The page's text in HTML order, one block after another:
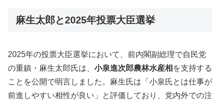
麻生太郎と2025年投票大臣選挙
2025年の投票大臣選挙において、前内閣副総理で自民党
の重鎮・麻生太郎氏は、 小泉進次郎農林水産相 を支持する
ことを公開で明言しました。麻生氏は「小泉氏とは仕事が
前進しやすい相性が良い」と評価しており、党内外での注